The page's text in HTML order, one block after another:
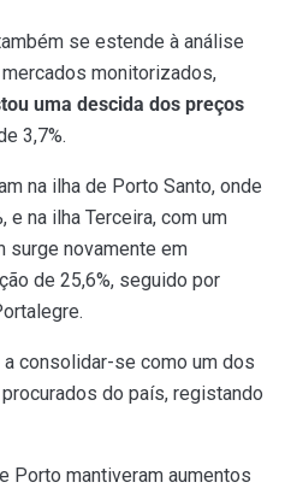
se estende à análise
monitorizados,
uma descida dos preços
3,7%.
na ilha de Porto Santo, onde
e na ilha Terceira, com um
surge novamente em
de 25,6%, seguido por
consolidar-se como um dos
do país, registando
Porto mantiveram aumentos